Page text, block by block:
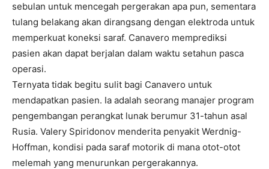
sebulan untuk mencegah pergerakan apa pun, sementara
tulang belakang akan dirangsang dengan elektroda untuk
memperkuat koneksi saraf. Canavero memprediksi
pasien akan dapat berjalan dalam waktu setahun pasca
operasi.
Ternyata tidak begitu sulit bagi Canavero untuk
mendapatkan pasien. Ia adalah seorang manajer program
pengembangan perangkat lunak berumur 31-tahun asal
Rusia. Valery Spiridonov menderita penyakit Werdnig-
Hoffman, kondisi pada saraf motorik di mana otot-otot
melemah yang menurunkan pergerakannya.